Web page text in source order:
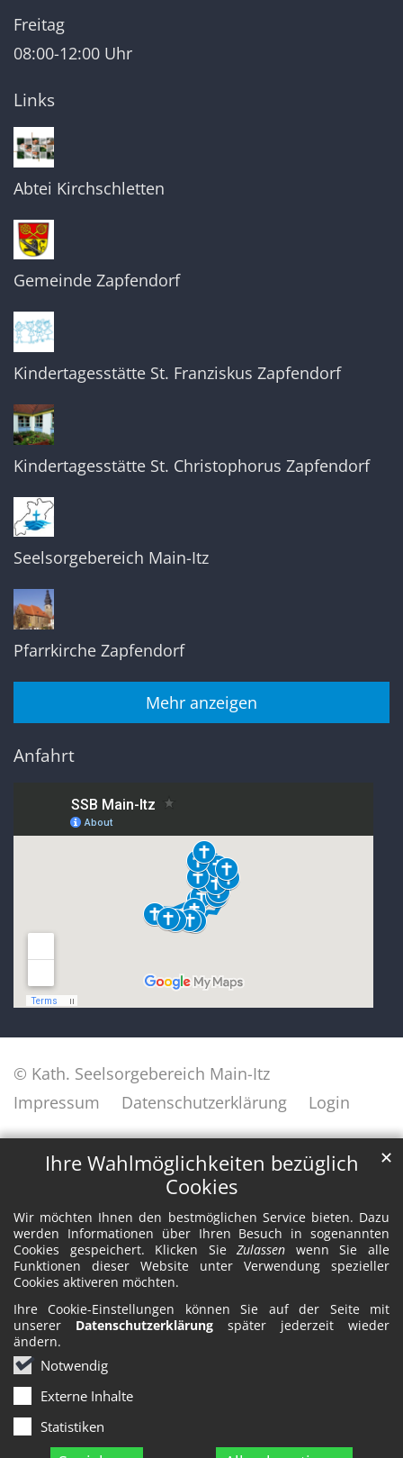
Ihre Wahlmöglichkeiten bezüglich
Cookies
Wir möchten Ihnen den bestmöglichen Service bieten. Dazu
werden Informationen über Ihren Besuch in sogenannten
Cookies gespeichert. Klicken SieZulassen wenn Sie alle
Funktionen dieser Website unter Verwendung spezieller
Cookies aktiveren möchten.
Ihre Cookie-Einstellungen können Sie auf der Seite mit
unserer Datenschutzerklärung später jederzeit wieder
ändern.
Notwendig
Externe Inhalte
Statistiken
✕
Freitag
08:00-12:00 Uhr
Links
Abtei Kirchschletten
Gemeinde Zapfendorf
Kindertagesstätte St. Franziskus Zapfendorf
Kindertagesstätte St. Christophorus Zapfendorf
Seelsorgebereich Main-Itz
Pfarrkirche Zapfendorf
Mehr anzeigen
Anfahrt
© Kath. Seelsorgebereich Main-Itz
Impressum
Datenschutzerklärung Login